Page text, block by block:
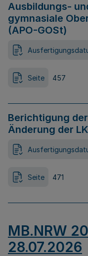
Ausbildungs-
gymnasiale
(APO-GOSt)
Seite 457
Berichtigung
Änderung der
Seite 471
MB.NRW
28.07.2026